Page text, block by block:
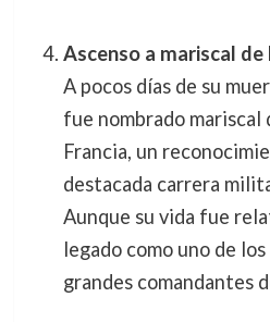
Ascenso a mariscal de
A pocos días de su
fue nombrado mariscal
Francia, un
destacada carrera
Aunque su vida fue
legado como uno de los
grandes comandantes